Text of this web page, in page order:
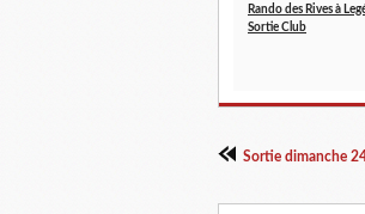
Rando des Rives à
Sortie Club
Sortie dimanche